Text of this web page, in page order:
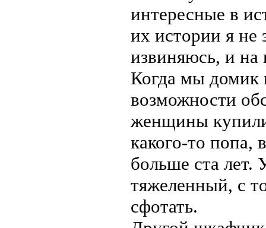
интересные в
их истории я не
извиняюсь, и
Когда мы домик
возможности
женщины
какого-то попа,
больше ста лет.
тяжеленный, с
сфотать.